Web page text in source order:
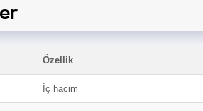
Özellik
İç hacim